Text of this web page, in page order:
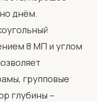
днём.
8 МП и углом
групповые
глубины –